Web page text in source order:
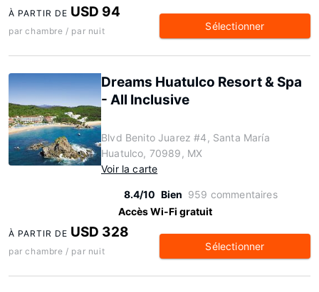
À PARTIR DE USD 94
par chambre / par nuit Sélectionner
Dreams Huatulco Resort & Spa
- All Inclusive
Blvd Benito Juarez #4, Santa María
Huatulco, 70989, MX
Voir la carte
8.4/10 Bien 959 commentaires
Accès Wi-Fi gratuit
À PARTIR DE USD 328
par chambre / par nuit Sélectionner